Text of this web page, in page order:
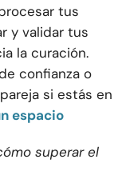
tus
y validar tus
la curación.
confianza o
si estás en
espacio
superar el